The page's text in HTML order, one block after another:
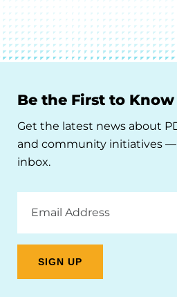
Be the First to Know
Get the latest news about
and community initiatives
inbox.
Address